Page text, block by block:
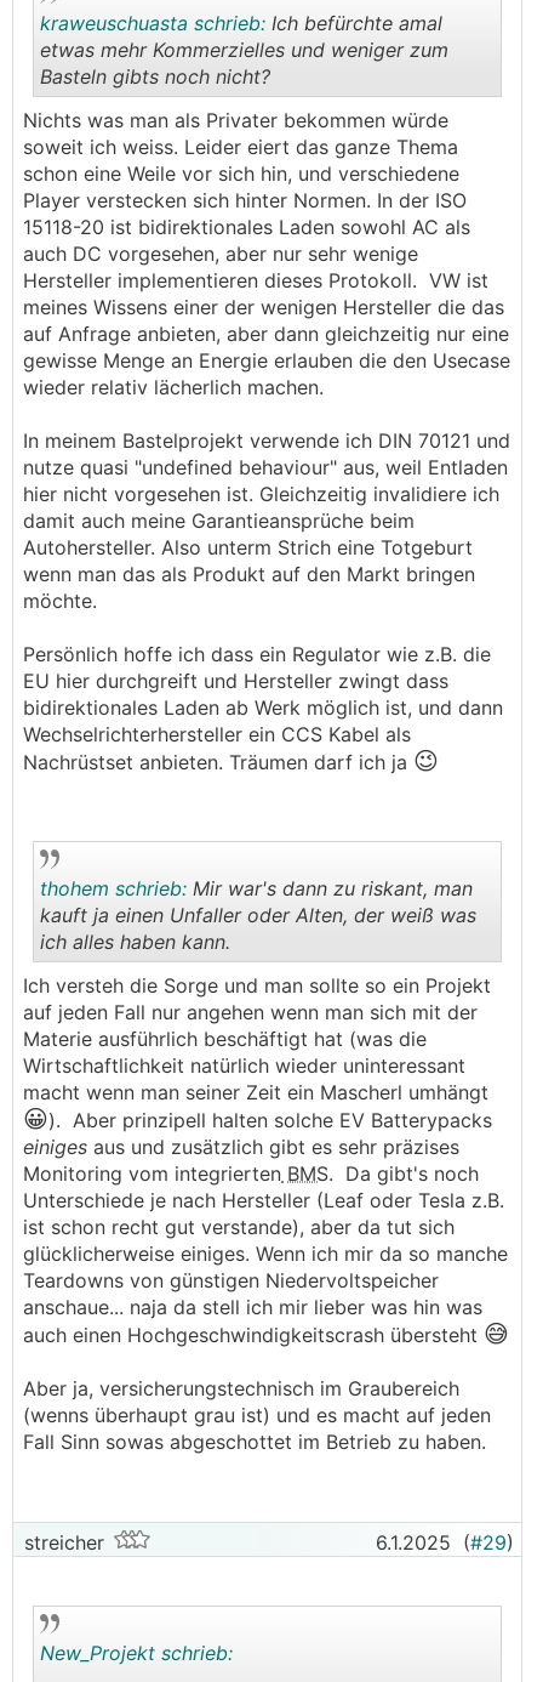
..
kraweuschuasta schrieb: Ich befürchte amal
etwas mehr Kommerzielles und weniger zum
Basteln gibts noch nicht?
Nichts was man als Privater bekommen würde
soweit ich weiss. Leider eiert das ganze Thema
schon eine Weile vor sich hin, und verschiedene
Player verstecken sich hinter Normen. In der ISO
15118-20 ist bidirektionales Laden sowohl AC als
auch DC vorgesehen, aber nur sehr wenige
Hersteller implementieren dieses Protokoll. VW ist
meines Wissens einer der wenigen Hersteller die das
auf Anfrage anbieten, aber dann gleichzeitig nur eine
gewisse Menge an Energie erlauben die den Usecase
wieder relativ lächerlich machen.
In meinem Bastelprojekt verwende ich DIN 70121 und
nutze quasi "undefined behaviour" aus, weil Entladen
hier nicht vorgesehen ist. Gleichzeitig invalidiere ich
damit auch meine Garantieansprüche beim
Autohersteller. Also unterm Strich eine Totgeburt
wenn man das als Produkt auf den Markt bringen
möchte.
Persönlich hoffe ich dass ein Regulator wie z.B. die
EU hier durchgreift und Hersteller zwingt dass
bidirektionales Laden ab Werk möglich ist, und dann
Wechselrichterhersteller ein CCS Kabel als
Nachrüstset anbieten. Träumen darf ich ja 😉
..
thohem schrieb: Mir war's dann zu riskant, man
kauft ja einen Unfaller oder Alten, der weiß was
ich alles haben kann.
Ich versteh die Sorge und man sollte so ein Projekt
auf jeden Fall nur angehen wenn man sich mit der
Materie ausführlich beschäftigt hat (was die
Wirtschaftlichkeit natürlich wieder uninteressant
macht wenn man seiner Zeit ein Mascherl umhängt
😀). Aber prinzipell halten solche EV Batterypacks
einiges aus und zusätzlich gibt es sehr präzises
Monitoring vom integrierten BMS. Da gibt's noch
Unterschiede je nach Hersteller (Leaf oder Tesla z.B.
ist schon recht gut verstande), aber da tut sich
glücklicherweise einiges. Wenn ich mir da so manche
Teardowns von günstigen Niedervoltspeicher
anschaue... naja da stell ich mir lieber was hin was
auch einen Hochgeschwindigkeitscrash übersteht 😅
Aber ja, versicherungstechnisch im Graubereich
(wenns überhaupt grau ist) und es macht auf jeden
Fall Sinn sowas abgeschottet im Betrieb zu haben.
streicher 6.1.2025 (#29)
New_Projekt schrieb: